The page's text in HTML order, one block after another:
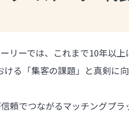
リーでは、これまで10年以上
る「集客の課題」と真剣に向
頼でつながるマッチングプラ